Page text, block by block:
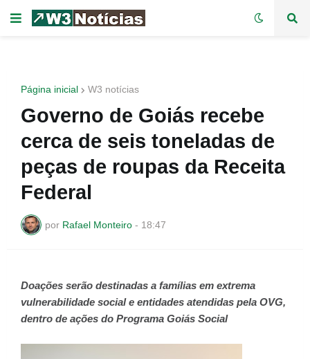
Página inicial W3 notícias
Governo de Goiás recebe
cerca de seis toneladas de
peças de roupas da Receita
Federal
por Rafael Monteiro - 18:47
Doações serão destinadas a famílias em extrema
vulnerabilidade social e entidades atendidas pela OVG,
dentro de ações do Programa Goiás Social